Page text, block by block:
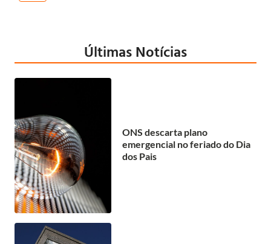
Últimas Notícias
ONS descarta plano
emergencial no feriado do Dia
dos Pais